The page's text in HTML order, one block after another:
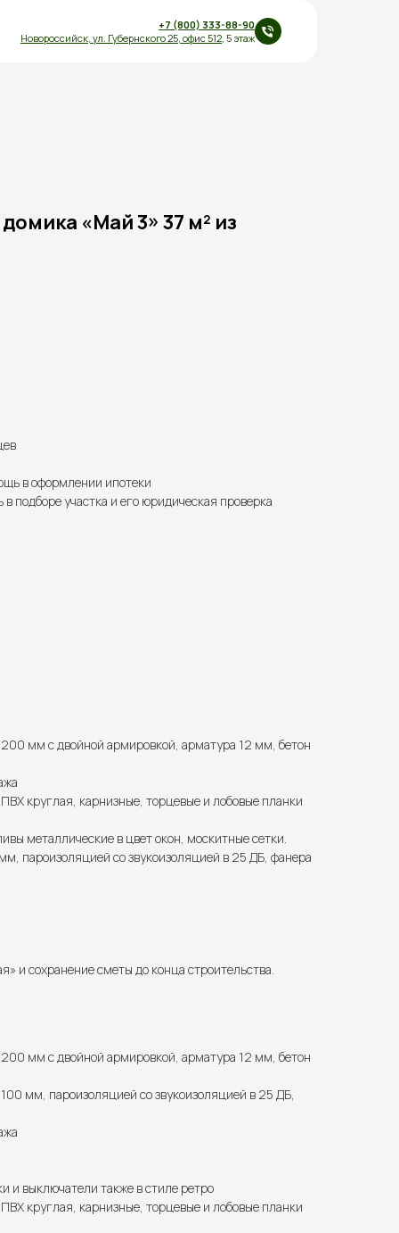
+7 (800) 333-88-90
Новороссийск, ул. Губернского 25, офис 512, 5 этаж
«Май 3» 37 м² из
в оформлении ипотеки
подборе участка и его юридическая проверка
мм с двойной армировкой, арматура 12 мм, бетон
круглая, карнизные, торцевые и лобовые планки
металлические в цвет окон, москитные сетки.
пароизоляцией со звукоизоляцией в 25 ДБ, фанера
и сохранение сметы до конца строительства.
мм с двойной армировкой, арматура 12 мм, бетон
мм, пароизоляцией со звукоизоляцией в 25 ДБ,
и выключатели также в стиле ретро
круглая, карнизные, торцевые и лобовые планки